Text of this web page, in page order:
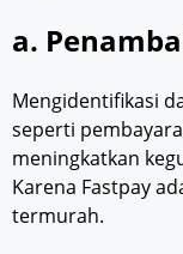
a.
Mengidentifikasi
seperti
meningkatkan
Karena Fastpay
termurah.